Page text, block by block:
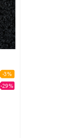
-3%
-29%